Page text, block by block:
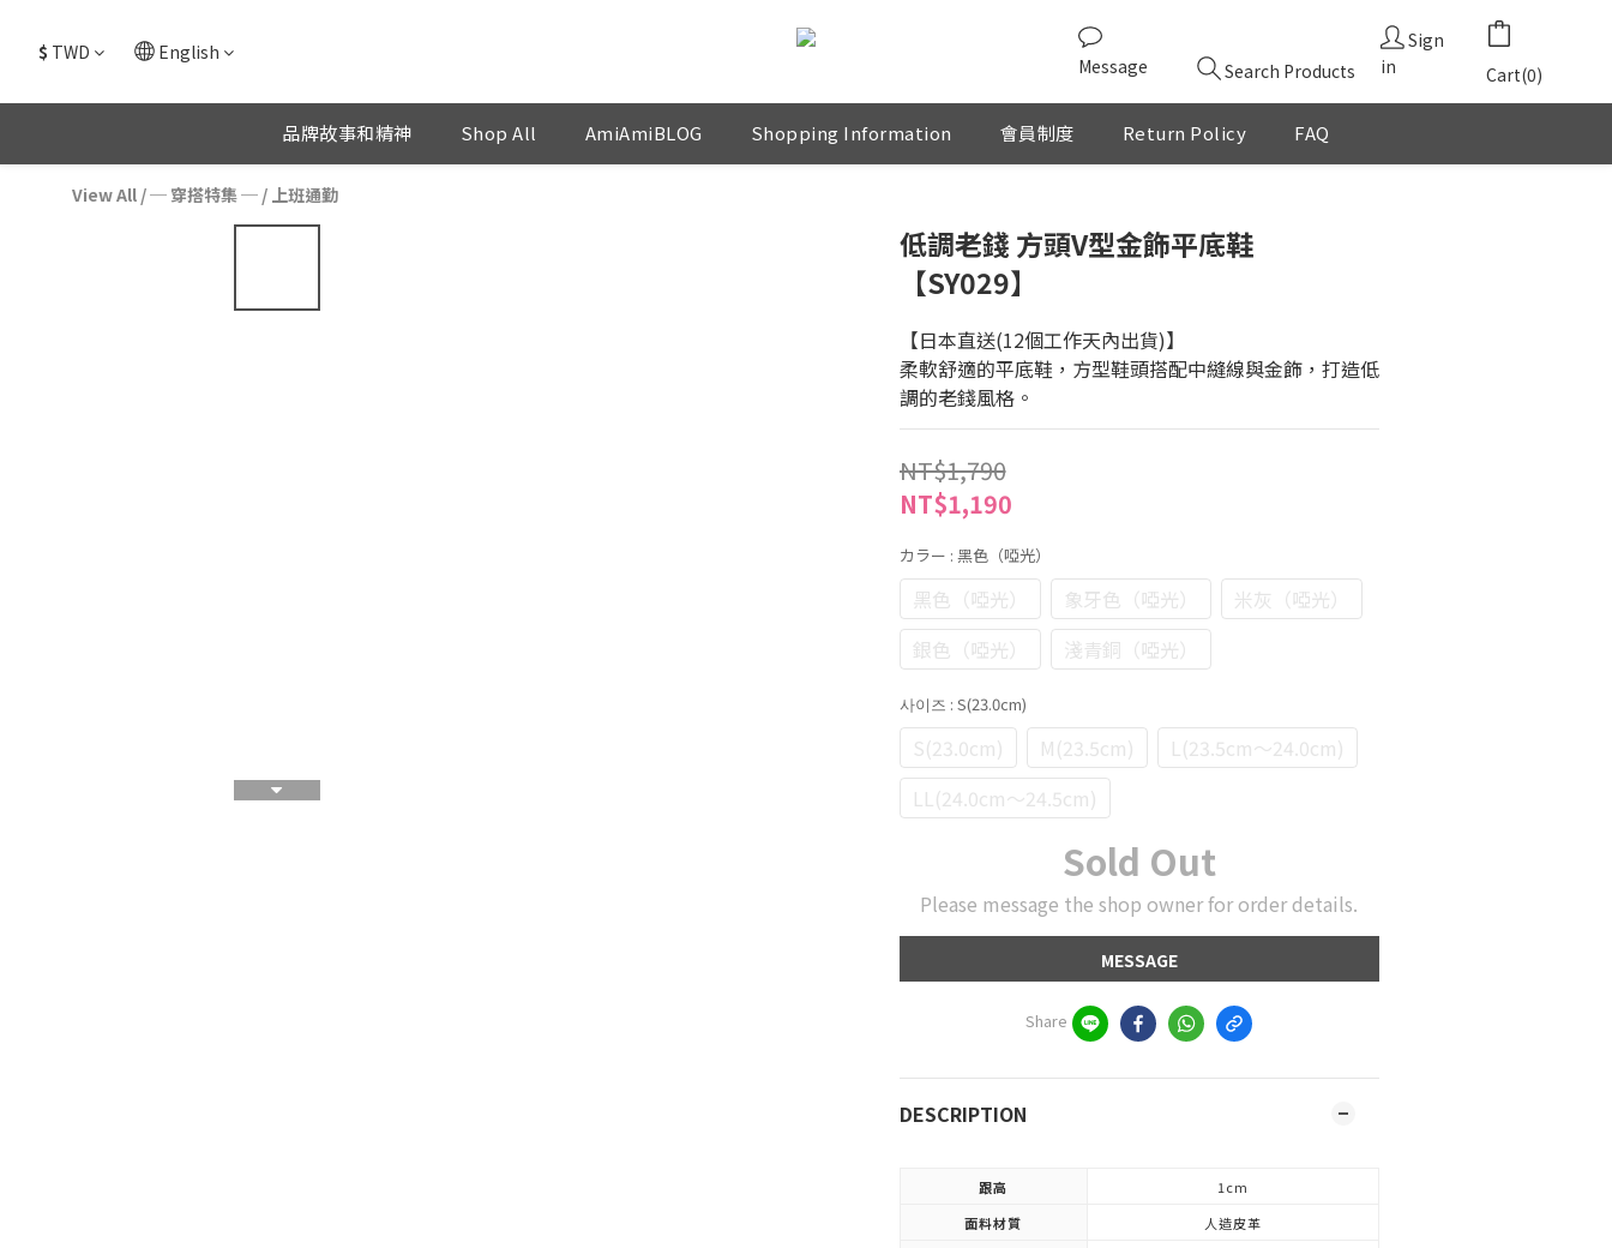
$ TWD English
Message Search Products
Sign
in
Cart(0)
品牌故事和精神 Shop All AmiAmiBLOG Shopping Information 會員制度 Return Policy FAQ
View All /─ 穿搭特集 ─ / 上班通勤
低調老錢 方頭V型金飾平底鞋
【SY029】
【日本直送(12個工作天內出貨)】
柔軟舒適的平底鞋，方型鞋頭搭配中縫線與金飾，打造低
調的老錢風格。
NT$1,790
NT$1,190
カラー : 黑色（啞光）
黑色（啞光） 象牙色（啞光）
米灰（啞光）
銀色（啞光）
淺青銅（啞光）
사이즈 : S(23.0cm)
S(23.0cm) M(23.5cm)
L(23.5cm～24.0cm)
LL(24.0cm～24.5cm)
Sold Out
Please message the shop owner for order details.
MESSAGE
Share
DESCRIPTION
跟高
1cm
面料材質
人造皮革